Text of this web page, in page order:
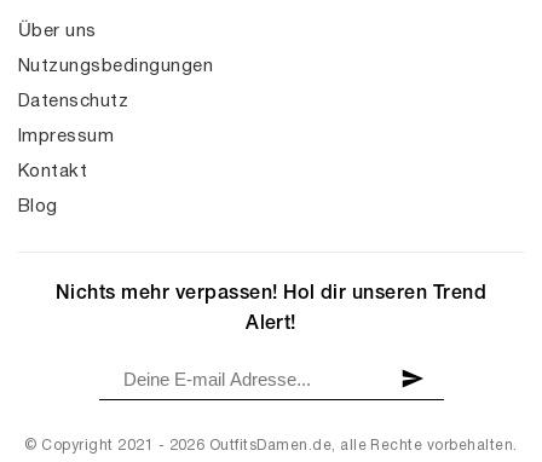
Über uns
Nutzungsbedingungen
Datenschutz
Impressum
Kontakt
Blog
© Copyright 2021 - 2026 OutfitsDamen.de, alle Rechte vorbehalten.
Nichts mehr verpassen! Hol dir unseren Trend
Alert!